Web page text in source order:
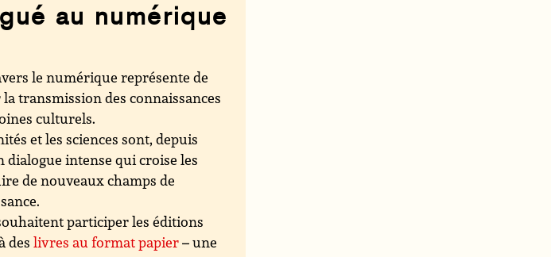
au numérique
le numérique représente de
transmission des connaissances
culturels.
et les sciences sont, depuis
dialogue intense qui croise les
de nouveaux champs de
participer les éditions
deslivres au format papier– une